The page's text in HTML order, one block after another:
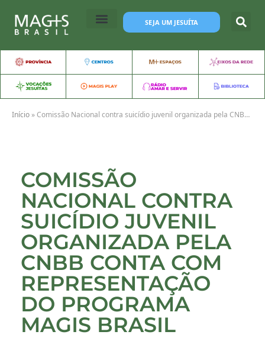
SEJA UM JESUÍTA
Início »Comissão Nacional contra suicídio juvenil organizada pela CNBB conta com representação do Programa MAGIS BRASIL
COMISSÃO
NACIONAL CONTRA
SUICÍDIO JUVENIL
ORGANIZADA PELA
CNBB CONTA COM
REPRESENTAÇÃO
DO PROGRAMA
MAGIS BRASIL